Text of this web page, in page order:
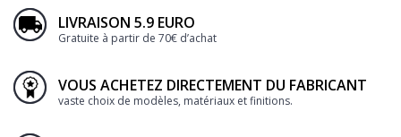
LIVRAISON 5.9 EURO
Gratuite à partir de 70€ d’achat
VOUS ACHETEZ DIRECTEMENT DU FABRICANT
vaste choix de modèles, matériaux et finitions.